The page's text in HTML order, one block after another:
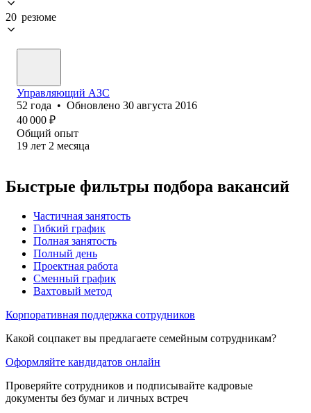
20 резюме
Управляющий АЗС
52 года • Обновлено 30 августа 2016
40 000 ₽
Общий опыт
19 лет 2 месяца
Быстрые фильтры подбора вакансий
Частичная занятость
Гибкий график
Полная занятость
Полный день
Проектная работа
Сменный график
Вахтовый метод
Корпоративная поддержка сотрудников
Какой соцпакет вы предлагаете семейным сотрудникам?
Оформляйте кандидатов онлайн
Проверяйте сотрудников и подписывайте кадровые
документы без бумаг и личных встреч